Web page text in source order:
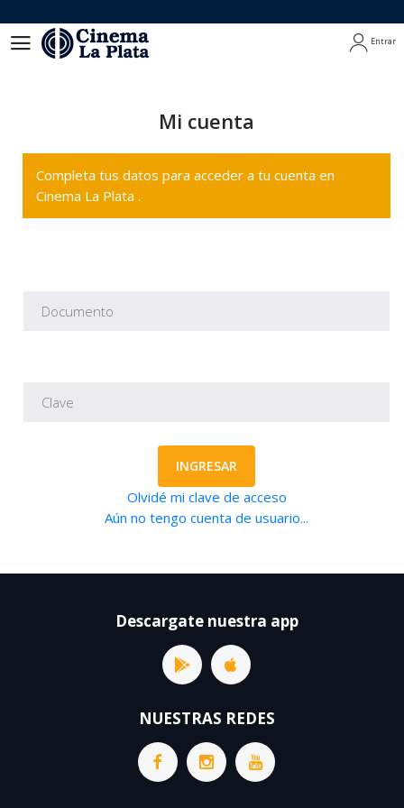
Entrar
Mi cuenta
Completa tus datos para acceder a tu cuenta en
Cinema La Plata .
INGRESAR
Olvidé mi clave de acceso
Aún no tengo cuenta de usuario...
Descargate nuestra app
NUESTRAS REDES